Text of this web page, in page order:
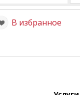
В избранное